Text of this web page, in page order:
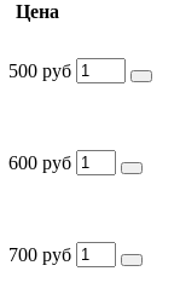
Цена
500 руб
600 руб
700 руб